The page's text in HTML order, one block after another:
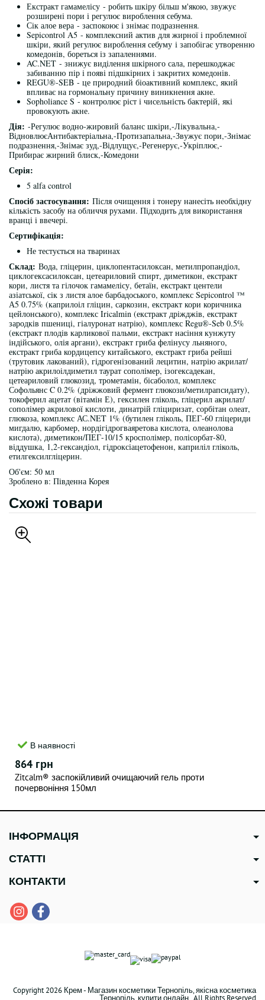
Екстракт гамамелісу - робить шкіру більш м'якою, звужує
розширені пори і регулює вироблення себума.
Сік алое вера - заспокоює і знімає подразнення.
Sepicontrol A5 - комплексний актив для жирної і проблемної
шкіри, який регулює вироблення себуму і запобігає утворенню
комедонів, бореться із запаленнями.
AC.NET - знижує виділення шкірного сала, перешкоджає
забиванню пір і появі підшкірних і закритих комедонів.
REGU®-SEB - це природний біоактивний комплекс, який
впливає на гормональну причину виникнення акне.
Sopholiance S - контролює ріст і чисельність бактерій, які
провокують акне.
Дія: -Регулює водно-жировий баланс шкіри,-Лікувальна,-
ВідновлюєАнтибактеріальна,-Протизапальна,-Звужує пори,-Знімає
подразнення,-Знімає зуд,-Відлущує,-Регенерує,-Укріплює,-
Прибирає жирний блиск,-Комедони
Серія:
5 alfa control
Спосіб застосування: Після очищення і тонеру нанесіть необхідну
кількість засобу на обличчя рухами. Підходить для використання
вранці і ввечері.
Сертифікація:
Не тестується на тваринах
Склад: Вода, гліцерин, циклопентасилоксан, метилпропандіол,
циклогексасилоксан, цетеариловий спирт, диметикон, екстракт
кори, листя та гілочок гамамелісу, бетаїн, екстракт центели
азіатської, сік з листя алое барбадоського, комплекс Sepicontrol ™
А5 0.75% (каприлоіл гліцин, саркозин, екстракт кори коричника
цейлонського), комплекс Iricalmin (екстракт дріжджів, екстракт
зародків пшениці, гіалуронат натрію), комплекс Regu®-Seb 0.5%
(екстракт плодів карликової пальми, екстракт насіння кунжуту
індійського, олія аргани), екстракт гриба фелінусу льняного,
екстракт гриба кордицепсу китайського, екстракт гриба рейші
(трутовик лакований), гідрогенізований лецитин, натрію акрилат/
натрію акрилоілдиметил таурат сополімер, ізогексадекан,
цетеариловий глюкозид, трометамін, бісаболол, комплекс
Софольянс C 0.2% (дріжжовий фермент глюкози/метилрапсидату),
токоферил ацетат (вітамін Е), гексилен гліколь, гліцерил акрилат/
сополімер акрилової кислоти, динатрій гліциризат, сорбітан олеат,
глюкоза, комплекс АС.NET 1% (бутилен гліколь, ПЕГ-60 гліцериди
мигдалю, карбомер, нордігідрогваяретова кислота, олеанолова
кислота), диметикон/ПЕГ-10/15 кросполімер, полісорбат-80,
віддушка, 1,2-гександіол, гідроксіацетофенон, каприліл гліколь,
етилгексилгліцерин.
Об'єм: 50 мл
Зроблено в: Південна Корея
Схожі товари
В наявності
864 грн
Zitcalm® заспокійливий очищаючий гель проти
почервоніння 150мл
ІНФОРМАЦІЯ
СТАТТІ
КОНТАКТИ
Copyright 2026 Крем - Магазин косметики Тернопіль, якісна косметика
Тернопіль, купити онлайн . All Rights Reserved